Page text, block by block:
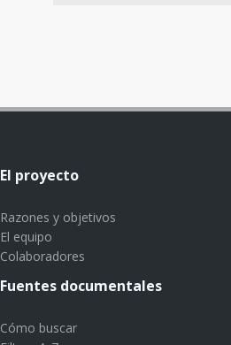
El proyecto
Razones y objetivos
El equipo
Colaboradores
Fuentes documentales
Cómo buscar